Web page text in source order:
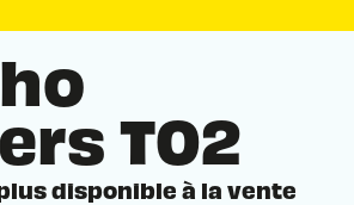
T02
disponible à la vente